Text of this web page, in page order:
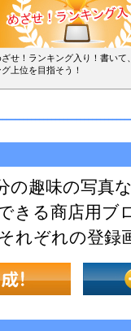
ざせ！ランキング入り！書いて
グ上位を目指そう！
の趣味の写真
きる商店用ブ
れぞれの登録